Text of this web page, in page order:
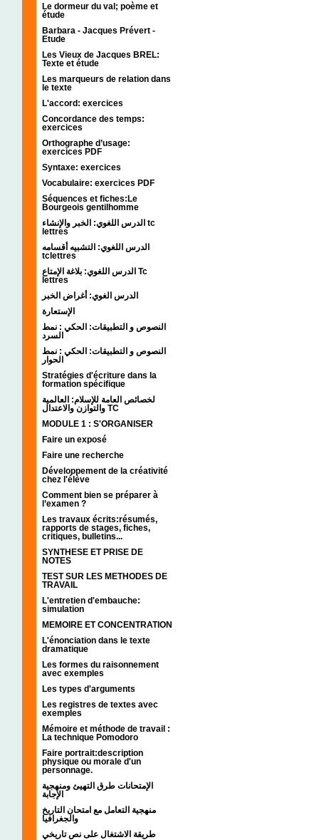
Le dormeur du val; poème et
étude
Barbara - Jacques Prévert -
Etude
Les Vieux de Jacques BREL:
Texte et étude
Les marqueurs de relation dans
le texte
L'accord: exercices
Concordance des temps:
exercices
Orthographe d’usage:
exercices PDF
Syntaxe: exercices
Vocabulaire: exercices PDF
Séquences et fiches:Le
Bourgeois gentilhomme
الدرس اللغوي: الخبر والإنشاء tc
lettres
الدرس اللغوي: التشبيه أقسامه
tclettres
الدرس اللغوي: بلاغة الإمتاع Tc
lettres
الدرس الغوي: أغراض الخبر
الإستعارة
النصوص و التطبيقات: الحكي : نمط
السرد
النصوص و التطبيقات: الحكي : نمط
الحوار
Stratégies d'écriture dans la
formation spécifique
لخصائص العامة للإسلام: العالمية
والتوازن والاعتدال TC
MODULE 1 : S'ORGANISER
Faire un exposé
Faire une recherche
Développement de la créativité
chez l'élève
Comment bien se préparer à
l’examen ?
Les travaux écrits:résumés,
rapports de stages, fiches,
critiques, bulletins...
SYNTHESE ET PRISE DE
NOTES
TEST SUR LES METHODES DE
TRAVAIL
L'entretien d'embauche:
simulation
MEMOIRE ET CONCENTRATION
L'énonciation dans le texte
dramatique
Les formes du raisonnement
avec exemples
Les types d'arguments
Les registres de textes avec
exemples
Mémoire et méthode de travail :
La technique Pomodoro
Faire portrait:description
physique ou morale d'un
personnage.
الإمتحانات طرق التهيئ ومنهجية
الإجابة
منهجية التعامل مع امتحان التاريخ
والجغرافيا
طريقة الاشتغال على نص تاريخي